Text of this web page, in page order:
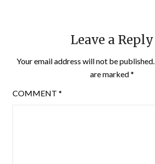
Leave a Reply
Your email address will not be published.
are marked*
COMMENT *